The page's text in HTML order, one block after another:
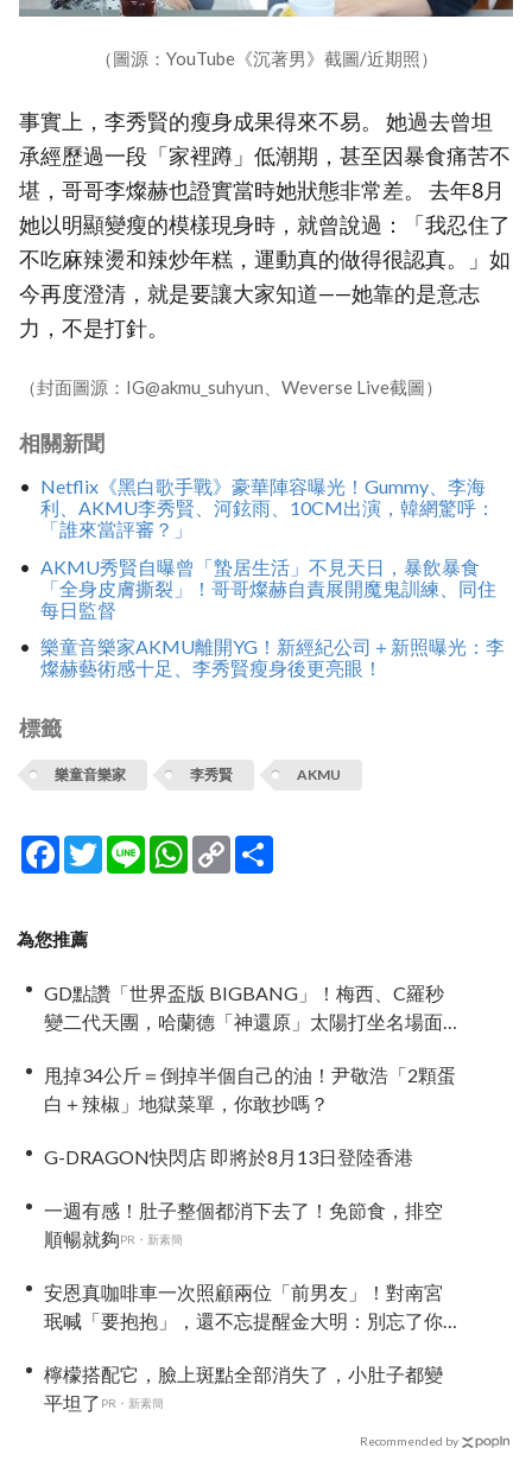
（圖源：YouTube《沉著男》截圖/近期照）
事實上，李秀賢的瘦身成果得來不易。 她過去曾坦
承經歷過一段「家裡蹲」低潮期，甚至因暴食痛苦不
堪，哥哥李燦赫也證實當時她狀態非常差。 去年8月
她以明顯變瘦的模樣現身時，就曾說過：「我忍住了
不吃麻辣燙和辣炒年糕，運動真的做得很認真。」如
今再度澄清，就是要讓大家知道——她靠的是意志
力，不是打針。
（封面圖源：IG@akmu_suhyun、Weverse Live截圖）
相關新聞
Netflix《黑白歌手戰》豪華陣容曝光！Gummy、李海
利、AKMU李秀賢、河鉉雨、10CM出演，韓網驚呼：
「誰來當評審？」
AKMU秀賢自曝曾「蟄居生活」不見天日，暴飲暴食
「全身皮膚撕裂」！哥哥燦赫自責展開魔鬼訓練、同住
每日監督
樂童音樂家AKMU離開YG！新經紀公司＋新照曝光：李
燦赫藝術感十足、李秀賢瘦身後更亮眼！
標籤
樂童音樂家 李秀賢 AKMU
Facebook
TwitterLine WhatsApp
Copy
Link
為您推薦
GD點讚「世界盃版 BIGBANG」！梅西、C羅秒
變二代天團，哈蘭德「神還原」太陽打坐名場面
甩掉34公斤＝倒掉半個自己的油！尹敬浩「2顆蛋
白＋辣椒」地獄菜單，你敢抄嗎？
G-DRAGON快閃店 即將於8月13日登陸香港
一週有感！肚子整個都消下去了！免節食，排空
順暢就夠PR・新素簡
安恩真咖啡車一次照顧兩位「前男友」！對南宮
珉喊「要抱抱」，還不忘提醒金大明：別忘了你
檸檬搭配它，臉上斑點全部消失了，小肚子都變
平坦了 PR・新素簡
Recommended by